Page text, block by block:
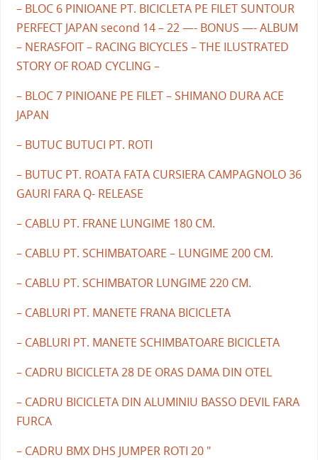
– BLOC 6 PINIOANE PT. BICICLETA PE FILET SUNTOUR
PERFECT JAPAN second 14 – 22 —- BONUS —- ALBUM
– NERASFOIT – RACING BICYCLES – THE ILUSTRATED
STORY OF ROAD CYCLING –
– BLOC 7 PINIOANE PE FILET – SHIMANO DURA ACE
JAPAN
– BUTUC BUTUCI PT. ROTI
– BUTUC PT. ROATA FATA CURSIERA CAMPAGNOLO 36
GAURI FARA Q- RELEASE
– CABLU PT. FRANE LUNGIME 180 CM.
– CABLU PT. SCHIMBATOARE – LUNGIME 200 CM.
– CABLU PT. SCHIMBATOR LUNGIME 220 CM.
– CABLURI PT. MANETE FRANA BICICLETA
– CABLURI PT. MANETE SCHIMBATOARE BICICLETA
– CADRU BICICLETA 28 DE ORAS DAMA DIN OTEL
– CADRU BICICLETA DIN ALUMINIU BASSO DEVIL FARA
FURCA
– CADRU BMX DHS JUMPER ROTI 20 "